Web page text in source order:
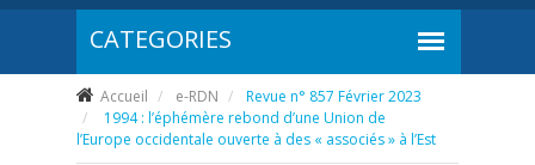
Accueil e-RDN
Revue n° 857 Février 2023
1994 : l’éphémère rebond d’une Union de
l’Europe occidentale ouverte à des « associés » à l’Est